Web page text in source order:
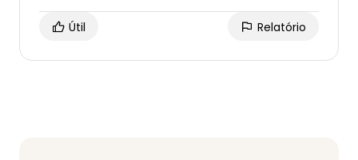
la mia autostima , ma anche il rapporto con
Útil Relatório